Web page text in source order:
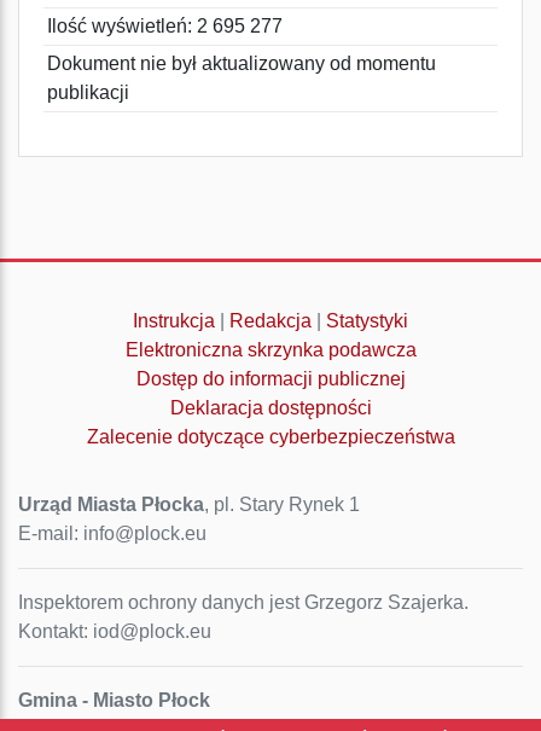
Ilość wyświetleń: 2 695 277
Dokument nie był aktualizowany od momentu
publikacji
Instrukcja Redakcja
Statystyki
Elektroniczna skrzynka podawcza
Dostęp do informacji publicznej
Deklaracja dostępności
Zalecenie dotyczące cyberbezpieczeństwa
Urząd Miasta Płocka, pl. Stary Rynek 1
E-mail: info@plock.eu
Inspektorem ochrony danych jest Grzegorz Szajerka.
Kontakt: iod@plock.eu
Gmina - Miasto Płock